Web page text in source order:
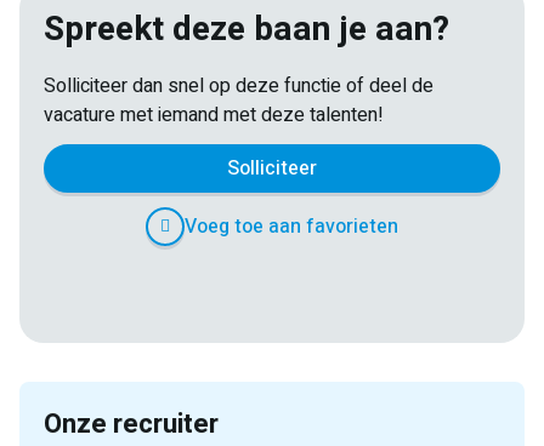
Doorgroeimogelijkheden binnen het bedrijf
Spreekt deze baan je aan?
Solliciteer dan snel op deze functie of deel de
vacature met iemand met deze talenten!
Solliciteer
Voeg toe aan favorieten
Onze recruiter